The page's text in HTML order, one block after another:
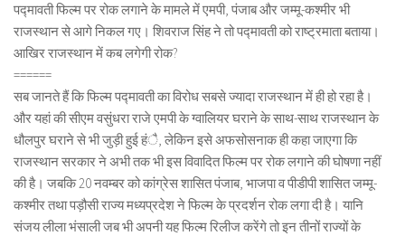
पद्मावती फिल्म पर रोक लगाने के मामले में एमपी, पंजाब और जम्मू-कश्मीर भी
राजस्थान से आगे निकल गए। शिवराज सिंह ने तो पद्मावती को राष्ट्रमाता बताया।
आखिर राजस्थान में कब लगेगी रोक?
======
सब जानते हैं कि फिल्म पद्मावती का विरोध सबसे ज्यादा राजस्थान में ही हो रहा है।
और यहां की सीएम वसुंधरा राजे एमपी के ग्वालियर घराने के साथ-साथ राजस्थान के
धौलपुर घराने से भी जुड़ी हुई हंै, लेकिन इसे अफसोसनाक ही कहा जाएगा कि
राजस्थान सरकार ने अभी तक भी इस विवादित फिल्म पर रोक लगाने की घोषणा नहीं
की है। जबकि 20 नवम्बर को कांग्रेस शासित पंजाब, भाजपा व पीडीपी शासित जम्मू-
कश्मीर तथा पड़ौसी राज्य मध्यप्रदेश ने फिल्म के प्रदर्शन रोक लगा दी है। यानि
संजय लीला भंसाली जब भी अपनी यह फिल्म रिलीज करेंगे तो इन तीनों राज्यों के